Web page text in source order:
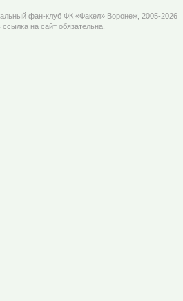
фан-клуб ФК «Факел» Воронеж, 2005-2026
на сайт обязательна.